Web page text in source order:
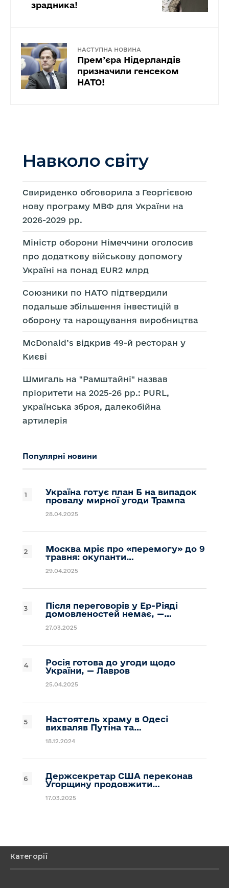
зрадника!
НАСТУПНА НОВИНА
Прем’єра Нідерландів
призначили генсеком
НАТО!
Навколо світу
Свириденко обговорила з Георгієвою
нову програму МВФ для України на
2026-2029 рр.
Міністр оборони Німеччини оголосив
про додаткову військову допомогу
Україні на понад EUR2 млрд
Союзники по НАТО підтвердили
подальше збільшення інвестицій в
оборону та нарощування виробництва
McDonald’s відкрив 49-й ресторан у
Києві
Шмигаль на "Рамштайні" назвав
пріоритети на 2025-26 рр.: PURL,
українська зброя, далекобійна
артилерія
Популярні новини
Україна готує план Б на випадок
провалу мирної угоди Трампа
28.04.2025
Москва мріє про «перемогу» до 9
травня: окупанти…
29.04.2025
Після переговорів у Ер-Ріяді
домовленостей немає, —…
27.03.2025
Росія готова до угоди щодо
України, — Лавров
25.04.2025
Настоятель храму в Одесі
вихваляв Путіна та…
18.12.2024
Держсекретар США переконав
Угорщину продовжити…
17.03.2025
Категорії